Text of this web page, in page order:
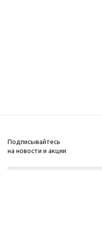
Подписывайтесь
на новости и акции